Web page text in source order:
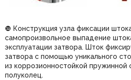
❿ Конструкция узла фиксации
самопроизвольное выпадение
эксплуатации затвора. Шток
затвора с помощью уникального
из коррозионностойкой пружинной
полуколец.